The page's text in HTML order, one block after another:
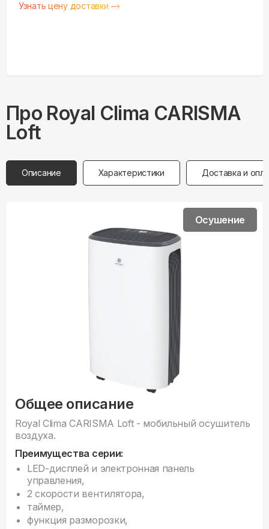
Узнать цену доставки
Про Royal Clima CARISMA
Loft
Описание Характеристики Доставка и
Общее описание
Royal Clima CARISMA Loft - мобильный осушитель
воздуха.
Преимущества серии:
LED-дисплей и электронная панель
управления,
2 скорости вентилятора,
таймер,
функция разморозки,
Осушение